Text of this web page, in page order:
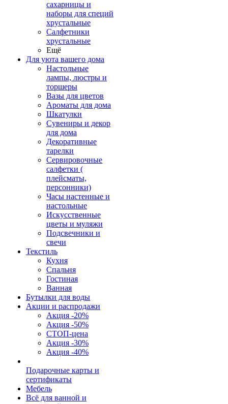
сахарницы и
наборы для специй
хрустальные
Салфетники
хрустальные
Ещё
Для уюта вашего дома
Настольные
лампы, люстры и
торшеры
Вазы для цветов
Ароматы для дома
Шкатулки
Сувениры и декор
для дома
Декоративные
тарелки
Сервировочные
салфетки (
плейсматы,
персонники)
Часы настенные и
настольные
Искусственные
цветы и муляжи
Подсвечники и
свечи
Текстиль
Кухня
Спальня
Гостиная
Ванная
Бутылки для воды
Акции и распродажи
Акция -20%
Акция -50%
СТОП-цена
Акция -30%
Акция -40%
Подарочные карты и
сертификаты
Мебель
Всё для ванной и